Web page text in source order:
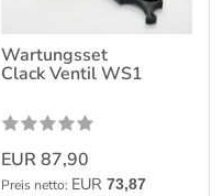
Wartungsset
Clack Ventil WS1
EUR 87,90
Preis netto: EUR73,87